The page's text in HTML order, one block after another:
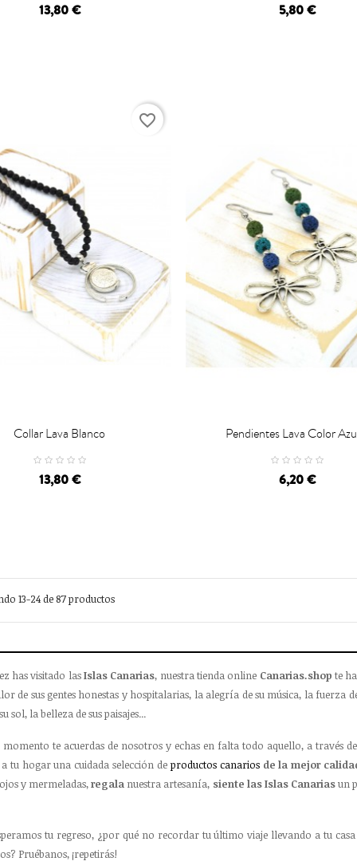
13,80 € 5,80 €
Collar Lava Blanco
13,80 €
favorite_border
 CARRO
Pendientes Lava Color
6,20 €
13-24 de 87 productos
has visitado lasIslas Canarias, nuestra tienda online Canarias.shop te
de sus gentes honestas y hospitalarias, la alegría de su música, la fuerza
sol, la belleza de sus paisajes...
momento te acuerdas de nosotros y echas en falta todo aquello, a través
tu hogar una cuidada selección de productos canariosde la mejor
y mermeladas,regala nuestra artesanía, siente las Islas Canariasun
tu regreso, ¿por qué no recordar tu último viaje llevando a tu
Pruébanos, ¡repetirás!